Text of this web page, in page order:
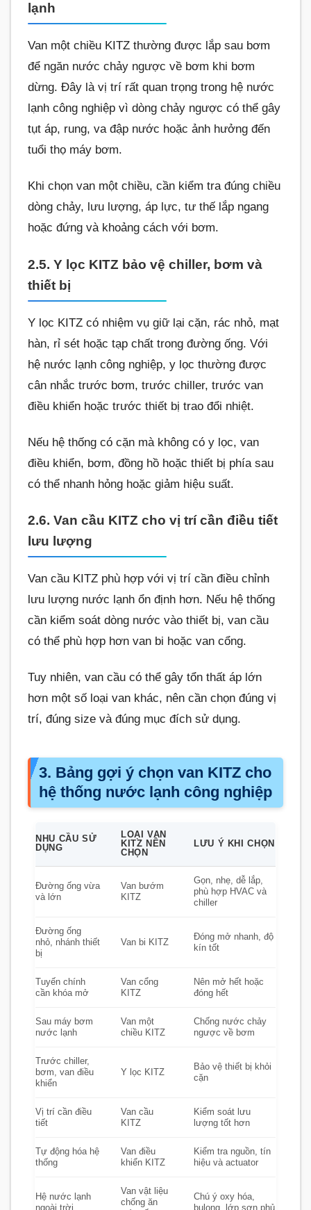
lạnh
Van một chiều KITZ thường được lắp sau bơm
để ngăn nước chảy ngược về bơm khi bơm
dừng. Đây là vị trí rất quan trọng trong hệ nước
lạnh công nghiệp vì dòng chảy ngược có thể gây
tụt áp, rung, va đập nước hoặc ảnh hưởng đến
tuổi thọ máy bơm.
Khi chọn van một chiều, cần kiểm tra đúng chiều
dòng chảy, lưu lượng, áp lực, tư thế lắp ngang
hoặc đứng và khoảng cách với bơm.
2.5. Y lọc KITZ bảo vệ chiller, bơm và
thiết bị
Y lọc KITZ có nhiệm vụ giữ lại cặn, rác nhỏ, mạt
hàn, rỉ sét hoặc tạp chất trong đường ống. Với
hệ nước lạnh công nghiệp, y lọc thường được
cân nhắc trước bơm, trước chiller, trước van
điều khiển hoặc trước thiết bị trao đổi nhiệt.
Nếu hệ thống có cặn mà không có y lọc, van
điều khiển, bơm, đồng hồ hoặc thiết bị phía sau
có thể nhanh hỏng hoặc giảm hiệu suất.
2.6. Van cầu KITZ cho vị trí cần điều tiết
lưu lượng
Van cầu KITZ phù hợp với vị trí cần điều chỉnh
lưu lượng nước lạnh ổn định hơn. Nếu hệ thống
cần kiểm soát dòng nước vào thiết bị, van cầu
có thể phù hợp hơn van bi hoặc van cổng.
Tuy nhiên, van cầu có thể gây tổn thất áp lớn
hơn một số loại van khác, nên cần chọn đúng vị
trí, đúng size và đúng mục đích sử dụng.
3. Bảng gợi ý chọn van KITZ cho
hệ thống nước lạnh công nghiệp
NHU CẦU SỬ
DỤNG
LOẠI VAN
KITZ NÊN
CHỌN
LƯU Ý KHI CHỌN
Đường ống vừa
và lớn
Van bướm
KITZ
Gọn, nhẹ, dễ lắp,
phù hợp HVAC và
chiller
Đường ống
nhỏ, nhánh thiết
bị
Van bi KITZ
Đóng mở nhanh, độ
kín tốt
Tuyến chính
cần khóa mở
Van cổng
KITZ
Nên mở hết hoặc
đóng hết
Sau máy bơm
nước lạnh
Van một
chiều KITZ
Chống nước chảy
ngược về bơm
Trước chiller,
bơm, van điều
khiển
Y lọc KITZ
Bảo vệ thiết bị khỏi
cặn
Vị trí cần điều
tiết
Van cầu
KITZ
Kiểm soát lưu
lượng tốt hơn
Tự động hóa hệ
thống
Van điều
khiển KITZ
Kiểm tra nguồn, tín
hiệu và actuator
Hệ nước lạnh
ngoài trời
Van vật liệu
chống ăn
Chú ý oxy hóa,
bulong, lớp sơn phủ